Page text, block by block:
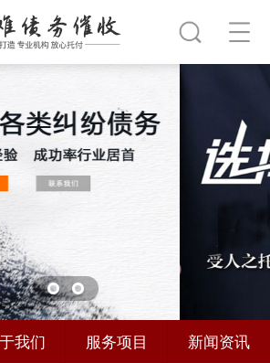
我们 服务项目 新闻资讯